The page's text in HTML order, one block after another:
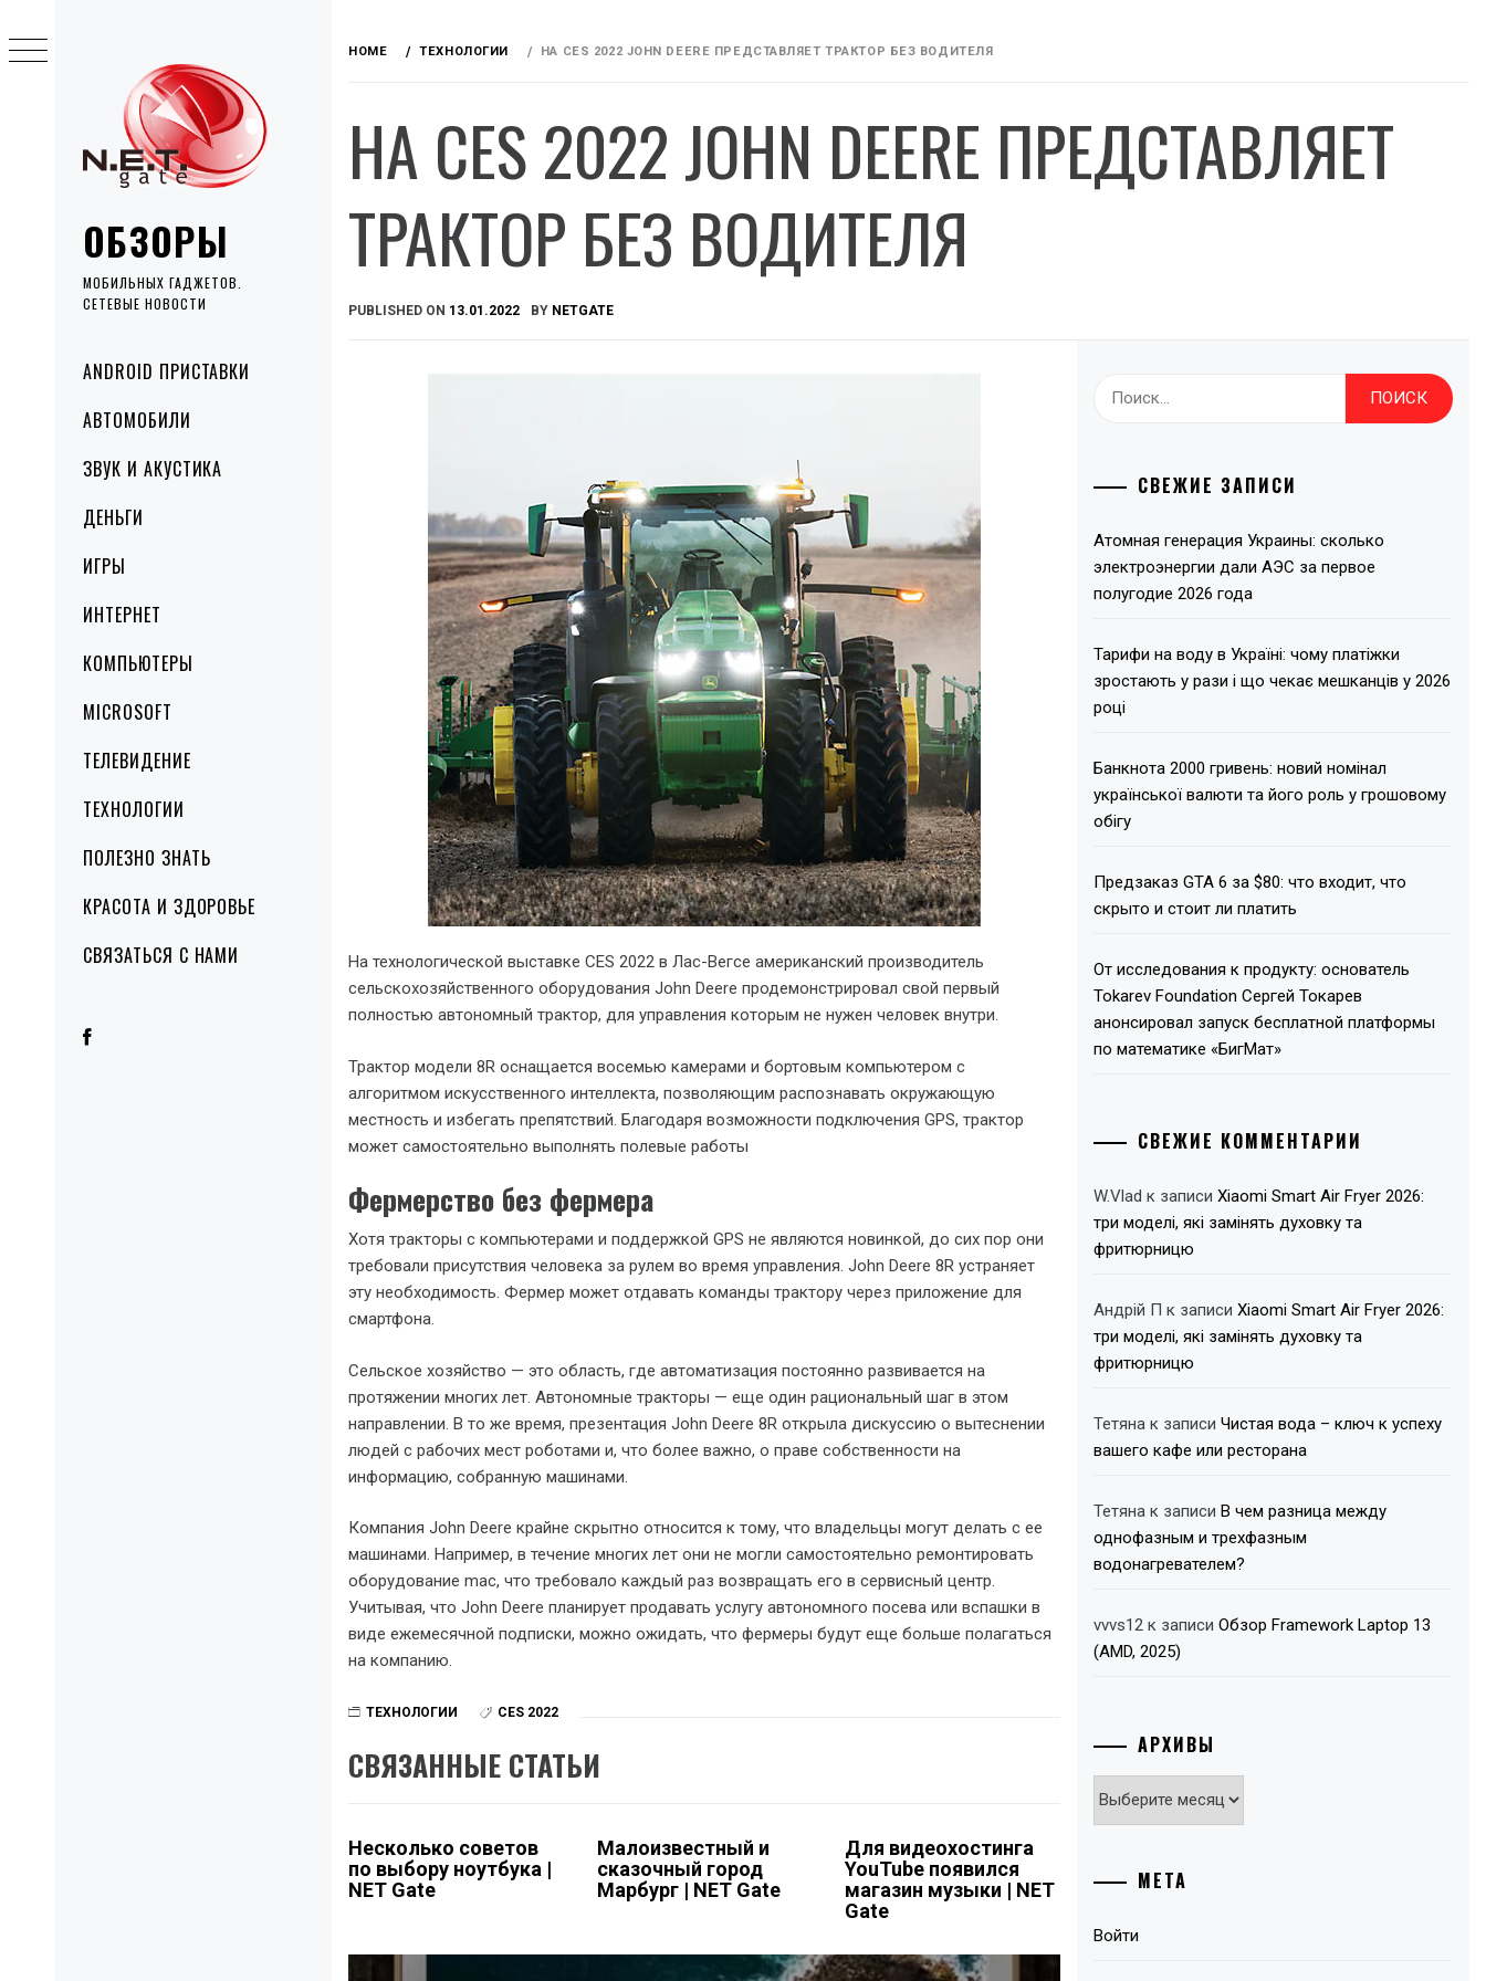
ОБЗОРЫ
МОБИЛЬНЫХ ГАДЖЕТОВ.
СЕТЕВЫЕ НОВОСТИ
Primary
Menu
ANDROID ПРИСТАВКИ
АВТОМОБИЛИ
ЗВУК И АКУСТИКА
ДЕНЬГИ
ИГРЫ
ИНТЕРНЕТ
КОМПЬЮТЕРЫ
MICROSOFT
ТЕЛЕВИДЕНИЕ
ТЕХНОЛОГИИ
ПОЛЕЗНО ЗНАТЬ
КРАСОТА И ЗДОРОВЬЕ
СВЯЗАТЬСЯ С НАМИ
to
content
HOME ТЕХНОЛОГИИ НА CES 2022 JOHN DEERE ПРЕДСТАВЛЯЕТ ТРАКТОР БЕЗ ВОДИТЕЛЯ
НА CES 2022 JOHN DEERE ПРЕДСТАВЛЯЕТ
ТРАКТОР БЕЗ ВОДИТЕЛЯ
PUBLISHED ON 13.01.2022 BY NETGATE
На технологической выставке CES 2022 в Лас-Вегсе американский производитель
сельскохозяйственного оборудования John Deere продемонстрировал свой первый
полностью автономный трактор, для управления которым не нужен человек внутри.
Трактор модели 8R оснащается восемью камерами и бортовым компьютером с
алгоритмом искусственного интеллекта, позволяющим распознавать окружающую
местность и избегать препятствий. Благодаря возможности подключения GPS, трактор
может самостоятельно выполнять полевые работы
Фермерство без фермера
Хотя тракторы с компьютерами и поддержкой GPS не являются новинкой, до сих пор они
требовали присутствия человека за рулем во время управления. John Deere 8R устраняет
эту необходимость. Фермер может отдавать команды трактору через приложение для
смартфона.
Сельское хозяйство — это область, где автоматизация постоянно развивается на
протяжении многих лет. Автономные тракторы — еще один рациональный шаг в этом
направлении. В то же время, презентация John Deere 8R открыла дискуссию о вытеснении
людей с рабочих мест роботами и, что более важно, о праве собственности на
информацию, собранную машинами.
Компания John Deere крайне скрытно относится к тому, что владельцы могут делать с ее
машинами. Например, в течение многих лет они не могли самостоятельно ремонтировать
оборудование mac, что требовало каждый раз возвращать его в сервисный центр.
Учитывая, что John Deere планирует продавать услугу автономного посева или вспашки в
виде ежемесячной подписки, можно ожидать, что фермеры будут еще больше полагаться
на компанию.
ТЕХНОЛОГИИ CES 2022
СВЯЗАННЫЕ СТАТЬИ
Несколько советов
по выбору ноутбука |
NET Gate
Малоизвестный и
сказочный город
Марбург | NET Gate
Для видеохостинга
YouTube появился
магазин музыки | NET
Gate
Найти:
СВЕЖИЕ ЗАПИСИ
Атомная генерация Украины: сколько
электроэнергии дали АЭС за первое
полугодие 2026 года
Тарифи на воду в Україні: чому платіжки
зростають у рази і що чекає мешканців у 2026
році
Банкнота 2000 гривень: новий номінал
української валюти та його роль у грошовому
обігу
Предзаказ GTA 6 за $80: что входит, что
скрыто и стоит ли платить
От исследования к продукту: основатель
Tokarev Foundation Сергей Токарев
анонсировал запуск бесплатной платформы
по математике «БигМат»
СВЕЖИЕ КОММЕНТАРИИ
W.Vlad к записиXiaomi Smart Air Fryer 2026:
три моделі, які замінять духовку та
фритюрницю
Андрій П к записиXiaomi Smart Air Fryer 2026:
три моделі, які замінять духовку та
фритюрницю
Тетяна к записиЧистая вода – ключ к успеху
вашего кафе или ресторана
Тетяна к записиВ чем разница между
однофазным и трехфазным
водонагревателем?
vvvs12 к записиОбзор Framework Laptop 13
(AMD, 2025)
АРХИВЫ
Архивы
МЕТА
Войти